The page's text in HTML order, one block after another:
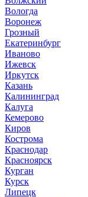
Вологда
Воронеж
Грозный
Екатеринбург
Иваново
Ижевск
Иркутск
Казань
Калининград
Калуга
Кемерово
Киров
Кострома
Краснодар
Красноярск
Курган
Курск
Липецк